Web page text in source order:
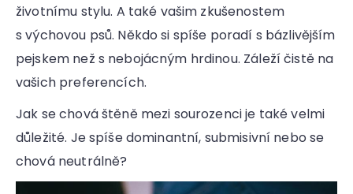
životnímu stylu. A také vašim zkušenostem
s výchovou psů. Někdo si spíše poradí s bázlivějším
pejskem než s nebojácným hrdinou. Záleží čistě na
vašich preferencích.
Jak se chová štěně mezi sourozenci je také velmi
důležité. Je spíše dominantní, submisivní nebo se
chová neutrálně?